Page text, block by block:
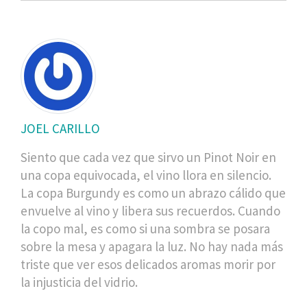
JOEL CARILLO
Siento que cada vez que sirvo un Pinot Noir en
una copa equivocada, el vino llora en silencio.
La copa Burgundy es como un abrazo cálido que
envuelve al vino y libera sus recuerdos. Cuando
la copo mal, es como si una sombra se posara
sobre la mesa y apagara la luz. No hay nada más
triste que ver esos delicados aromas morir por
la injusticia del vidrio.